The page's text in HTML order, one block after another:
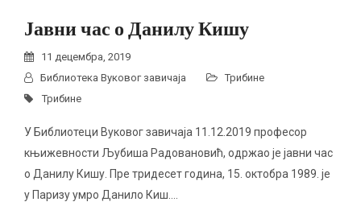
Јавни час о Данилу Кишу
11 децембра, 2019
Библиотека Вуковог завичаја
Трибине
Трибине
У Библиотеци Вуковог завичаја 11.12.2019 професор
књижевности Љубиша Радовановић, одржао је јавни час
о Данилу Кишу. Пре тридесет година, 15. октобра 1989. је
у Паризу умро Данило Киш….